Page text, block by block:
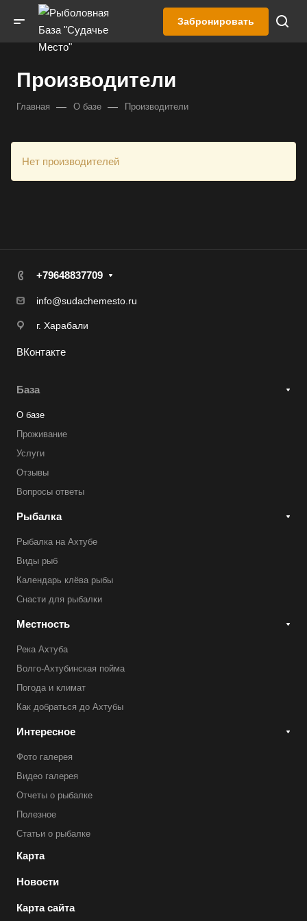
Забронировать
Производители
Главная — О базе — Производители
Нет производителей
+79648837709
info@sudachemesto.ru
г. Харабали
ВКонтакте
База
О базе
Проживание
Услуги
Отзывы
Вопросы ответы
Рыбалка
Рыбалка на Ахтубе
Виды рыб
Календарь клёва рыбы
Снасти для рыбалки
Местность
Река Ахтуба
Волго-Ахтубинская пойма
Погода и климат
Как добраться до Ахтубы
Интересное
Фото галерея
Видео галерея
Отчеты о рыбалке
Полезное
Статьи о рыбалке
Карта
Новости
Карта сайта